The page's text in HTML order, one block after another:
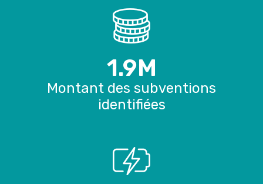
1.9M
Montant des subventions
identifiées